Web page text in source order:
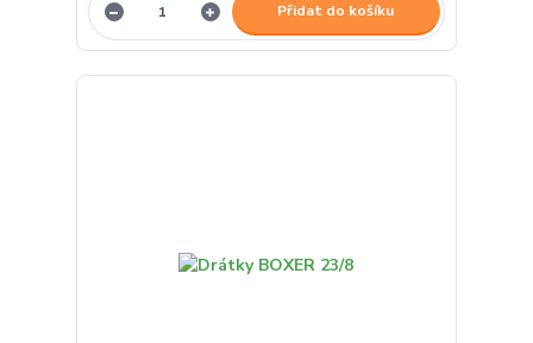
Přidat do košíku